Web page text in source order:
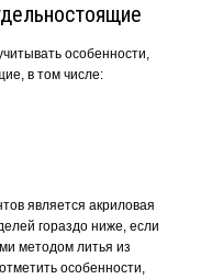
особенности,
в том числе:
является акриловая
гораздо ниже, если
методом литья из
особенности,